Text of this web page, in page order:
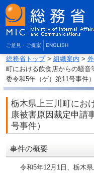
ご意見・ご提案 ENGLISH
総務省トップ> 組織案内 >
町における飲食店からの騒音
委令和5年（ゲ）第11号事件）
栃木県上三川町にお
康被害原因裁定申請
号事件）
事件の概要
令和5年12月1日、栃木